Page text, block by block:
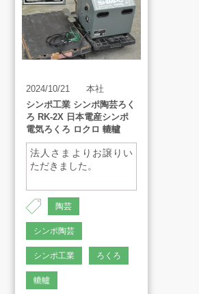
買取アイテム
お客様の声
よくあるご質問
販売のご案内
会社案内
2024/10/21
本社
シンポ工業 シンポ陶芸ろく
ろ RK-2X 日本電産シンポ
電気ろくろ ロクロ 轆轤
法人さまよりお譲りい
ただきました。
陶芸
シンポ陶芸
シンポ工業 ろくろ
轆轤